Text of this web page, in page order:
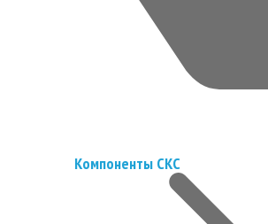
Компоненты СКС